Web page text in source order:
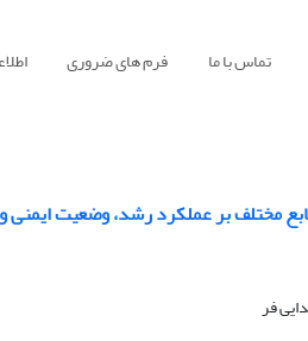
تماس با ما فرم های ضروری
مختلف بر عملکرد رشد، وضعیت
فر